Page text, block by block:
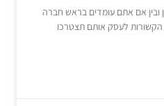
אם אתם עומדים בראש חברה
הקשורות לעסק אותם תצטרכו